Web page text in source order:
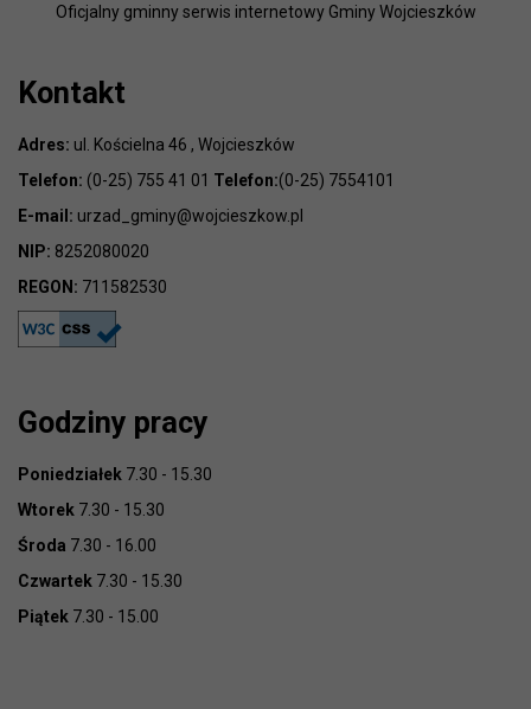
Oficjalny gminny serwis internetowy Gminy Wojcieszków
Kontakt
Adres: ul. Kościelna 46 , Wojcieszków
Telefon: (0-25) 755 41 01 Telefon:(0-25) 7554101
E-mail: urzad_gminy@wojcieszkow.pl
NIP: 8252080020
REGON: 711582530
Godziny pracy
Poniedziałek 7.30 - 15.30
Wtorek 7.30 - 15.30
Środa 7.30 - 16.00
Czwartek 7.30 - 15.30
Piątek 7.30 - 15.00